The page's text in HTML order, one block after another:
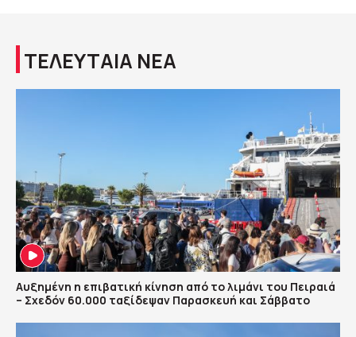
ΤΕΛΕΥΤΑΙΑ ΝΕΑ
Αυξημένη η επιβατική κίνηση από το λιμάνι του Πειραιά
– Σχεδόν 60.000 ταξίδεψαν Παρασκευή και Σάββατο